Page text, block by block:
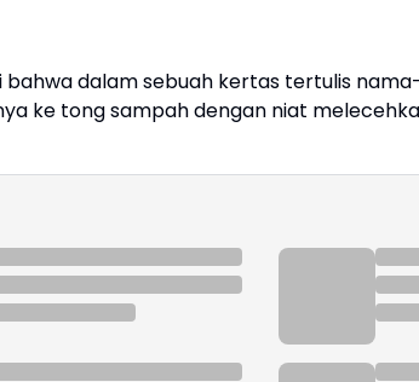
dalam sebuah kertas tertulis
ke tong sampah dengan niat